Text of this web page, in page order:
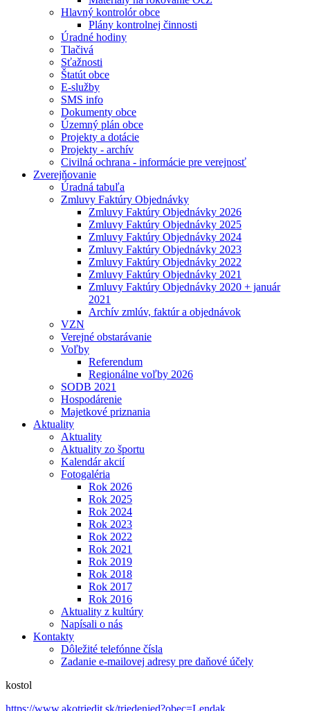
Hlavný kontrolór obce
Plány kontrolnej činnosti
Úradné hodiny
Tlačivá
Sťažnosti
Štatút obce
E-služby
SMS info
Dokumenty obce
Územný plán obce
Projekty a dotácie
Projekty - archív
Civilná ochrana - informácie pre verejnosť
Zverejňovanie
Úradná tabuľa
Zmluvy Faktúry Objednávky
Zmluvy Faktúry Objednávky 2026
Zmluvy Faktúry Objednávky 2025
Zmluvy Faktúry Objednávky 2024
Zmluvy Faktúry Objednávky 2023
Zmluvy Faktúry Objednávky 2022
Zmluvy Faktúry Objednávky 2021
Zmluvy Faktúry Objednávky 2020 + január
2021
Archív zmlúv, faktúr a objednávok
VZN
Verejné obstarávanie
Voľby
Referendum
Regionálne voľby 2026
SODB 2021
Hospodárenie
Majetkové priznania
Aktuality
Aktuality
Aktuality zo športu
Kalendár akcií
Fotogaléria
Rok 2026
Rok 2025
Rok 2024
Rok 2023
Rok 2022
Rok 2021
Rok 2019
Rok 2018
Rok 2017
Rok 2016
Aktuality z kultúry
Napísali o nás
Kontakty
Dôležité telefónne čísla
Zadanie e-mailovej adresy pre daňové účely
kostol
https://www.akotriedit.sk/triedenied?obec=Lendak